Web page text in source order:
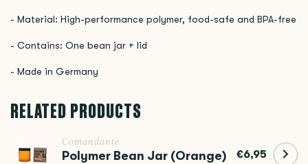
- Material: High-performance polymer, food-safe and BPA-free
- Contains: One bean jar + lid
- Made in Germany
RELATED PRODUCTS
Comandante
Polymer Bean Jar (Orange) €6,95